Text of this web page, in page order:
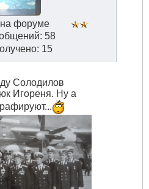
форуме
58
15
Солодилов
Игореня. Ну а